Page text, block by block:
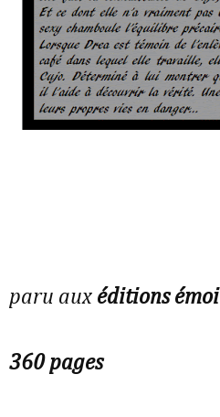
paru aux éditions émoi
360 pages